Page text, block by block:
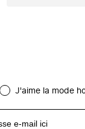
J'aime la mode